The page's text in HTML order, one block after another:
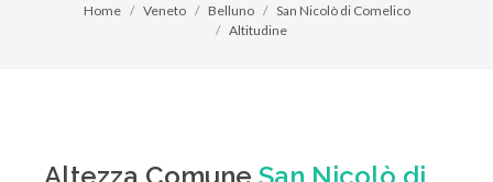
Home Veneto Belluno
San Nicolò di Comelico
Altitudine